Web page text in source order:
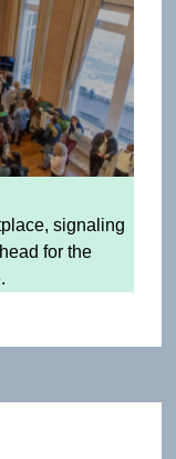
signaling
for the